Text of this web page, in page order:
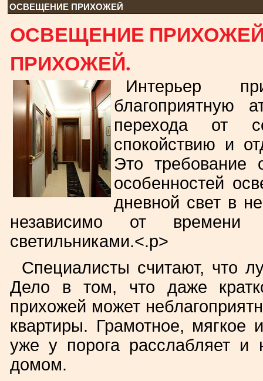
ОСВЕЩЕНИЕ ПРИХОЖЕЙ
ОСВЕЩЕНИЕ
ПРИХОЖЕЙ.
Интерьер
благоприятную
перехода от
спокойствию и
Это требование
особенностей
дневной свет в
независимо от времени
светильниками.<.p>
Специалисты считают, что
Дело в том, что даже
прихожей может
квартиры. Грамотное,
уже у порога расслабляет и
домом.